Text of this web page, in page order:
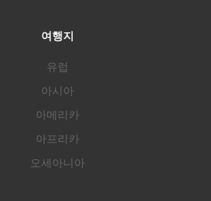
여행지
유럽
아시아
아메리카
아프리카
오세아니아